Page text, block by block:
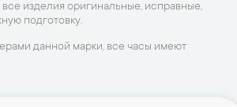
изделия оригинальные, исправные,
подготовку.
данной марки, все часы имеют